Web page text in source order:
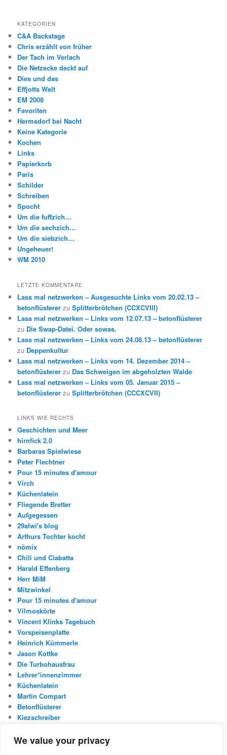
We value your privacy
KATEGORIEN
C&A Backstage
Chris erzählt von früher
Der Tach im Verlach
Die Netzecke deckt auf
Dies und das
Effjotts Welt
EM 2008
Favoriten
Hermsdorf bei Nacht
Keine Kategorie
Kochen
Links
Papierkorb
Paris
Schilder
Schreiben
Spocht
Um die fuffzich…
Um die sechzich…
Um die siebzich…
Ungeheuer!
WM 2010
LETZTE KOMMENTARE
Lass mal netzwerken – Ausgesuchte Links vom 20.02.13 –
betonflüsterer zuSplitterbrötchen (CCXCVIII)
Lass mal netzwerken – Links vom 12.07.13 – betonflüsterer
zu Die Swap-Datei. Oder sowas.
Lass mal netzwerken – Links vom 24.08.13 – betonflüsterer
zu Deppenkultur
Lass mal netzwerken – Links vom 14. Dezember 2014 –
betonflüsterer zu Das Schweigen im abgeholzten Walde
Lass mal netzwerken – Links vom 05. Januar 2015 –
betonflüsterer zuSplitterbrötchen (CCCXCVII)
LINKS WIE RECHTS
Geschichten und Meer
hirnfick 2.0
Barbaras Spielwiese
Peter Flechtner
Pour 15 minutes d'amour
Virch
Küchenlatein
Fliegende Bretter
Aufgegessen
29alwi's blog
Arthurs Tochter kocht
nömix
Chili und Ciabatta
Harald Effenberg
Herr MiM
Mitzwinkel
Pour 15 minutes d'amour
Vilmoskörte
Vincent Klinks Tagebuch
Vorspeisenplatte
Heinrich Kümmerle
Jason Kottke
Die Turbohausfrau
Lehrer*innenzimmer
Küchenlatein
Martin Compart
Betonflüsterer
Kiezschreiber